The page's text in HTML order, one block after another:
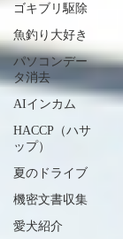
ゴキブリ駆除
魚釣り大好き
パソコンデー
タ消去
AIインカム
HACCP（ハサ
ップ）
夏のドライブ
機密文書収集
愛犬紹介